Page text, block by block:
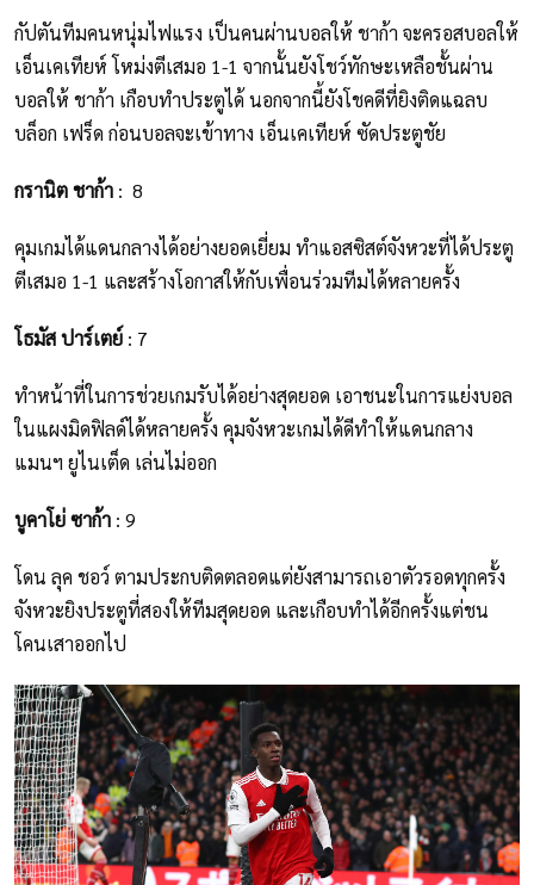
กัปตันทีมคนหนุ่มไฟแรง เป็นคนผ่านบอลให้ ชาก้า จะครอสบอลให้
เอ็นเคเทียห์ โหม่งตีเสมอ 1-1 จากนั้นยังโชว์ทักษะเหลือชั้นผ่าน
บอลให้ ชาก้า เกือบทำประตูได้ นอกจากนี้ยังโชคดีที่ยิงติดแฉลบ
บล็อก เฟร็ด ก่อนบอลจะเข้าทาง เอ็นเคเทียห์ ซัดประตูชัย
กรานิต ชาก้า : 8
คุมเกมได้แดนกลางได้อย่างยอดเยี่ยม ทำแอสซิสต์จังหวะที่ได้ประตู
ตีเสมอ 1-1 และสร้างโอกาสให้กับเพื่อนร่วมทีมได้หลายครั้ง
โธมัส ปาร์เตย์ : 7
ทำหน้าที่ในการช่วยเกมรับได้อย่างสุดยอด เอาชนะในการแย่งบอล
ในแผงมิดฟิลด์ได้หลายครั้ง คุมจังหวะเกมได้ดีทำให้แดนกลาง
แมนฯ ยูไนเต็ด เล่นไม่ออก
บูคาโย่ ซาก้า : 9
โดน ลุค ชอว์ ตามประกบติดตลอดแต่ยังสามารถเอาตัวรอดทุกครั้ง
จังหวะยิงประตูที่สองให้ทีมสุดยอด และเกือบทำได้อีกครั้งแต่ชน
โคนเสาออกไป